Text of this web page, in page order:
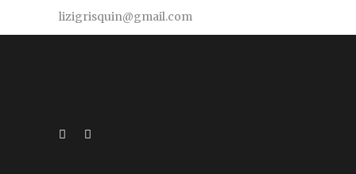
lizigrisquin@gmail.com